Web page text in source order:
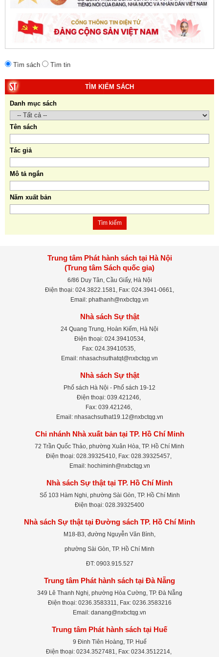
giả:
Michael H. Glantz, Robert J. Ross và Gavin G.
Tìm sách Tìm tin
TÌM KIẾM SÁCH
Danh mục sách
Tên sách
Tác giả
Mô tả ngắn
Năm xuất bản
Tìm kiếm
Trung tâm Phát hành sách tại Hà Nội
(Trung tâm Sách quốc gia)
6/86 Duy Tân, Cầu Giấy, Hà Nội
Điện thoại: 024.3822.1581, Fax: 024.3941-0661,
Email: phathanh@nxbctqg.vn
Nhà sách Sự thật
24 Quang Trung, Hoàn Kiếm, Hà Nội
Điện thoại: 024.39410534,
Fax: 024.39410535,
Email: nhasachsuthatqt@nxbctqg.vn
Nhà sách Sự thật
Phố sách Hà Nội - Phố sách 19-12
Điện thoại: 039.421246,
Fax: 039.421246,
Email: nhasachsuthat19.12@nxbctqg.vn
Chi nhánh Nhà xuất bản tại TP. Hồ Chí Minh
72 Trần Quốc Thảo, phường Xuân Hòa, TP. Hồ Chí Minh
Điện thoại: 028.39325410, Fax: 028.39325457,
Email: hochiminh@nxbctqg.vn
Nhà sách Sự thật tại TP. Hồ Chí Minh
Số 103 Hàm Nghi, phường Sài Gòn, TP. Hồ Chí Minh
Điện thoại: 028.39325400
Nhà sách Sự thật tại Đường sách TP. Hồ Chí Minh
M18-B3, đường Nguyễn Văn Bình,
phường Sài Gòn, TP. Hồ Chí Minh
ĐT: 0903.915.527
Trung tâm Phát hành sách tại Đà Nẵng
349 Lê Thanh Nghị, phường Hòa Cường, TP. Đà Nẵng
Điện thoại: 0236.3583311, Fax: 0236.3583216
Email: danang@nxbctqg.vn
Trung tâm Phát hành sách tại Huế
9 Đinh Tiên Hoàng, TP. Huế
Điện thoại: 0234.3527481, Fax: 0234.3512214,